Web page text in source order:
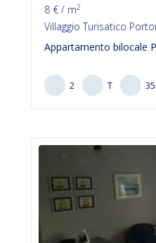
8 € / m2
Villaggio Turisatico
Appartamento bilocale
2 T 35